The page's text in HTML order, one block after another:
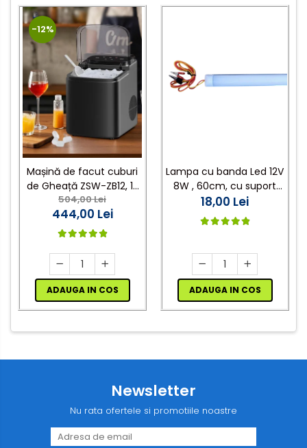
-12%
Mașină de facut cuburi
de Gheață ZSW-ZB12, 12
kg/zi, Rezervor 1.2L,
Panou Tactil, Design
Compact, Negru
504,00 Lei
444,00 Lei
ADAUGA IN COS
Lampa cu banda Led 12V
8W , 60cm, cu suport
aluminiu si clesti de
conectare
18,00 Lei
ADAUGA IN COS
Newsletter
Nu rata ofertele si promotiile noastre